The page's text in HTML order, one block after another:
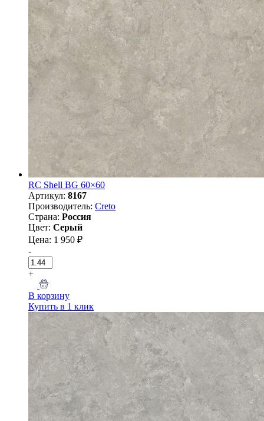
RC Shell BG 60×60
Артикул: 8167
Производитель: Creto
Страна: Россия
Цвет: Серый
Цена: 1 950 ₽
-
+
В корзину
Купить в 1 клик